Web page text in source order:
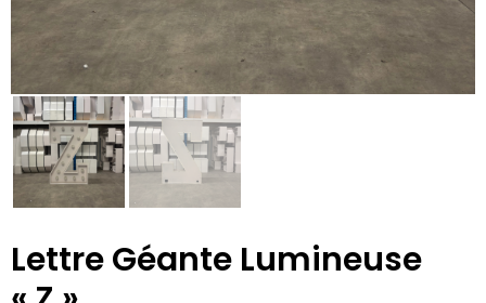
Lettre Géante Lumineuse